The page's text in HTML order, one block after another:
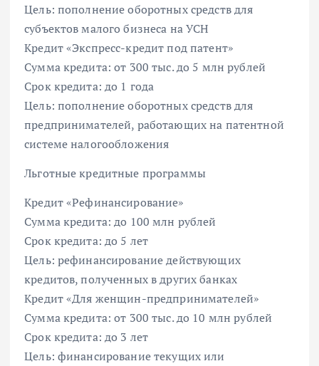
Цель: пополнение оборотных средств для
субъектов малого бизнеса на УСН
Кредит «Экспресс-кредит под патент»
Сумма кредита: от 300 тыс. до 5 млн рублей
Срок кредита: до 1 года
Цель: пополнение оборотных средств для
предпринимателей, работающих на патентной
системе налогообложения
Льготные кредитные программы
Кредит «Рефинансирование»
Сумма кредита: до 100 млн рублей
Срок кредита: до 5 лет
Цель: рефинансирование действующих
кредитов, полученных в других банках
Кредит «Для женщин-предпринимателей»
Сумма кредита: от 300 тыс. до 10 млн рублей
Срок кредита: до 3 лет
Цель: финансирование текущих или